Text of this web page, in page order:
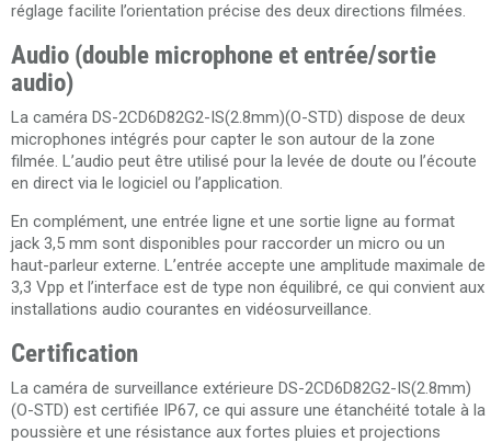
réglage facilite l’orientation précise des deux directions filmées.
Audio (double microphone et entrée/sortie
audio)
La caméra DS-2CD6D82G2-IS(2.8mm)(O-STD) dispose de deux
microphones intégrés pour capter le son autour de la zone
filmée. L’audio peut être utilisé pour la levée de doute ou l’écoute
en direct via le logiciel ou l’application.
En complément, une entrée ligne et une sortie ligne au format
jack 3,5 mm sont disponibles pour raccorder un micro ou un
haut-parleur externe. L’entrée accepte une amplitude maximale de
3,3 Vpp et l’interface est de type non équilibré, ce qui convient aux
installations audio courantes en vidéosurveillance.
Certification
La caméra de surveillance extérieure DS-2CD6D82G2-IS(2.8mm)
(O-STD) est certifiée IP67, ce qui assure une étanchéité totale à la
poussière et une résistance aux fortes pluies et projections